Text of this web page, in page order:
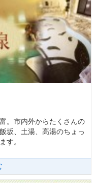
。市内外からたくさんの
坂、土湯、高湯のちょっ
す。